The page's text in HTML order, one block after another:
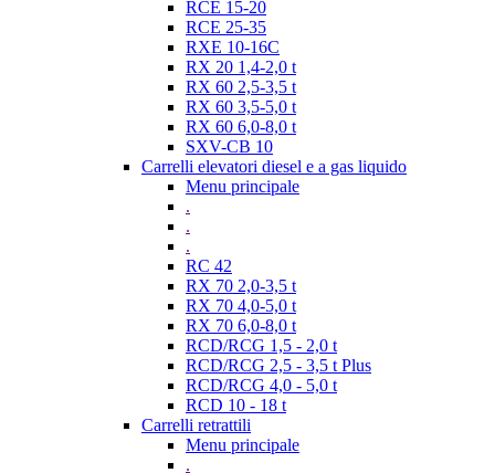
RCE 15-20
RCE 25-35
RXE 10-16C
RX 20 1,4-2,0 t
RX 60 2,5-3,5 t
RX 60 3,5-5,0 t
RX 60 6,0-8,0 t
SXV-CB 10
Carrelli elevatori diesel e a gas liquido
Menu principale
.
.
.
RC 42
RX 70 2,0-3,5 t
RX 70 4,0-5,0 t
RX 70 6,0-8,0 t
RCD/RCG 1,5 - 2,0 t
RCD/RCG 2,5 - 3,5 t Plus
RCD/RCG 4,0 - 5,0 t
RCD 10 - 18 t
Carrelli retrattili
Menu principale
.